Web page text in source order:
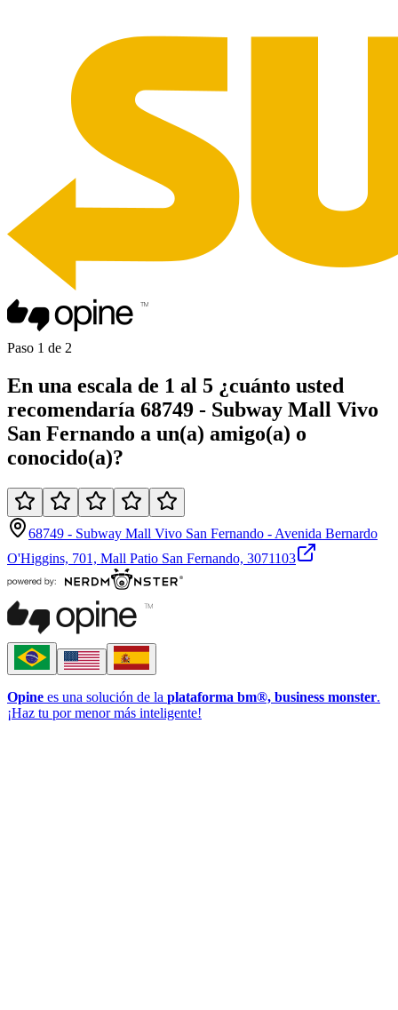
Paso 1 de 2
En una escala de 1 al 5 ¿cuánto usted
recomendaría 68749 - Subway Mall Vivo
San Fernando a un(a) amigo(a) o
conocido(a)?
68749 - Subway Mall Vivo San Fernando - Avenida Bernardo
O'Higgins, 701, Mall Patio San Fernando, 3071103
Opine es una solución de la plataforma bm®, business monster.
¡Haz tu por menor más inteligente!